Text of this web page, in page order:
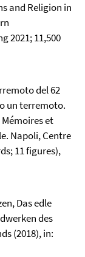
and Religion in
2021; 11,500
del 62
un terremoto.
et
Napoli, Centre
11 figures),
Das edle
des
(2018), in: